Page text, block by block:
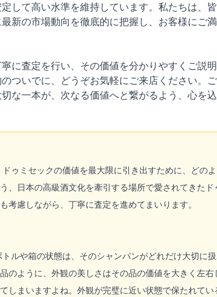
して高い水準を維持しています。私たちは、
新の市場動向を徹底的に把握し、お客様にご
に査定を行い、その価値を分かりやすくご説
ついでに、どうぞお気軽にご来店ください。
な一本が、次なる価値へと繋がるよう、心を
ゥミセックの価値を最大限に引き出すために、どの
、日本の高級酒文化を牽引する場所で愛されてきた
慮しながら、丁寧に査定を進めてまいります。
ルや箱の状態は、そのシャンパンがどれだけ大切に
のように、外観の美しさはその品の価値を大きく左
しまいますよね。外観が完璧に近い状態で保たれて